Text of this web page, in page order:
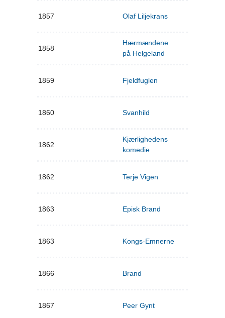
1857 Olaf Liljekrans
1858
Hærmændene
på Helgeland
1859 Fjeldfuglen
1860 Svanhild
1862
Kjærlighedens
komedie
1862 Terje Vigen
1863 Episk Brand
1863 Kongs-Emnerne
1866 Brand
1867 Peer Gynt